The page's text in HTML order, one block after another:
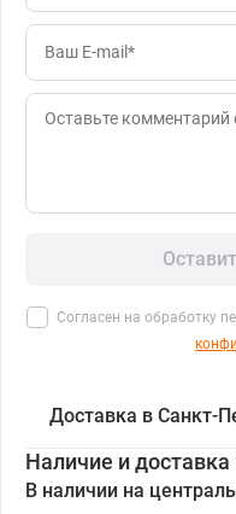
Согласен на обработку
Доставка в Санкт-
Наличие и
В наличии на